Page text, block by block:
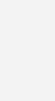
при
спринт,
кейрин,
при